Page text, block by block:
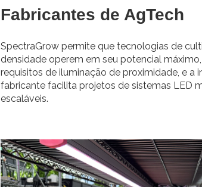
Fabricantes de AgTech
SpectraGrow permite que tecnologias de
densidade operem em seu potencial
requisitos de iluminação de proximidade, e a
fabricante facilita projetos de sistemas LED
escaláveis.